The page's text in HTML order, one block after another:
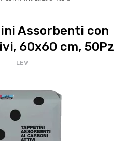
Assorbenti con
60x60 cm, 50Pz
LEV